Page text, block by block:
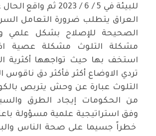
للبيئة في 5 / 6 / 2023 ثم
العراق يتطلب ضرورة التعامل
الصحيحة للإصلاح بشكل علمي
مشكلة التلوث مشكلة عصية
استخف بها حيث تواجهها أكثرية
تردي الاوضاع أكثر فأكثر دق
التلوث عبارة عن وحش يتربص
من الحكومات إيجاد الطرق
وفق استراتيجية علمية مسؤولة
خطراً جسيما على صحة الناس